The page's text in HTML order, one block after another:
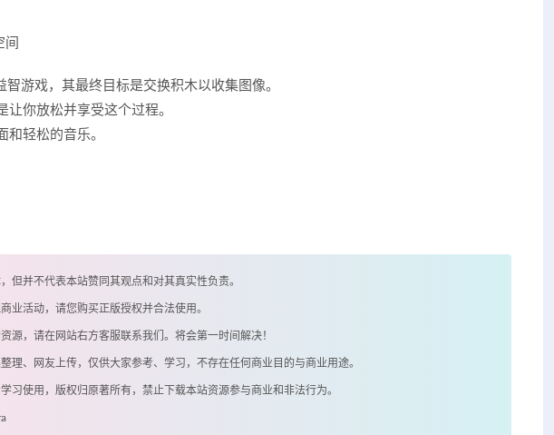
游戏，其最终目标是交换积木以收集图像。
你放松并享受这个过程。
和轻松的音乐。
但并不代表本站赞同其观点和对其真实性负责。
业活动，请您购买正版授权并合法使用。
源，请在网站右方客服联系我们。将会第一时间解决！
理、网友上传，仅供大家参考、学习，不存在任何商业目的与商业用途。
习使用，版权归原著所有，禁止下载本站资源参与商业和非法行为。